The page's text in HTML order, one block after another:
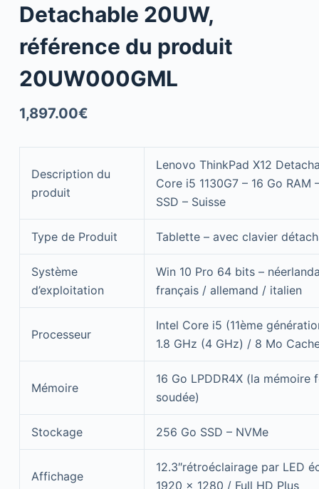
Detachable 20UW,
référence du produit
20UW000GML
1,897.00€
Description du
produit
Lenovo ThinkPad X12
Core i5 1130G7 – 16 Go RAM
SSD – Suisse
Type de Produit Tablette – avec clavier
Système
d’exploitation
Win 10 Pro 64 bits –
français / allemand / italien
Processeur
Intel Core i5 (11ème
1.8 GHz (4 GHz) / 8 Mo
Mémoire
16 Go LPDDR4X (la mémoire
soudée)
Stockage 256 Go SSD – NVMe
Affichage
12.3″rétroéclairage par LED
1920 x 1280 / Full HD Plus